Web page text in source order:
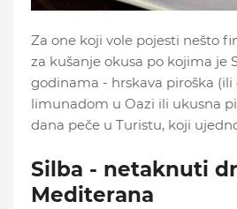
Za one koji vole pojesti nešto
za kušanje okusa po kojima je
godinama - hrskava piroška
limunadom u Oazi ili ukusna
dana peče u Turistu, koji
Silba - netaknuti
Mediterana